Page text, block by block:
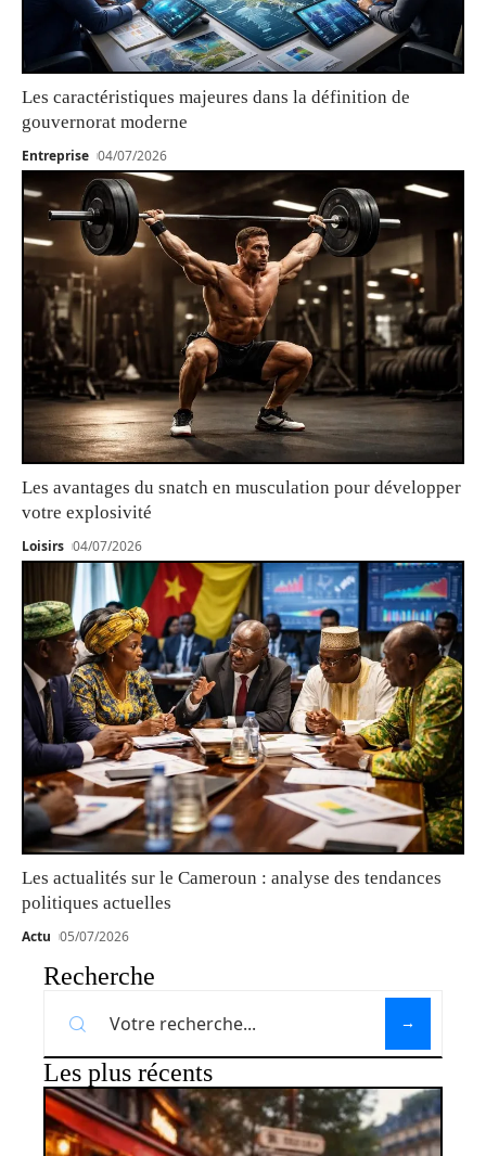
Les caractéristiques majeures dans la définition de
gouvernorat moderne
Entreprise 04/07/2026
Les avantages du snatch en musculation pour développer
votre explosivité
Loisirs 04/07/2026
Les actualités sur le Cameroun : analyse des tendances
politiques actuelles
Actu 05/07/2026
Recherche
Les plus récents